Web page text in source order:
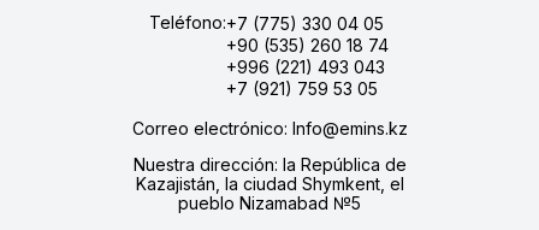
+7 (775) 330 04 05
+90 (535) 260 18 74
+996 (221) 493 043
+7 (921) 759 53 05
Nuestra dirección: la República de
Kazajistán, la ciudad Shymkent, el
pueblo Nizamabad №5
Correo electrónico: Info@emins.kz
Teléfono: